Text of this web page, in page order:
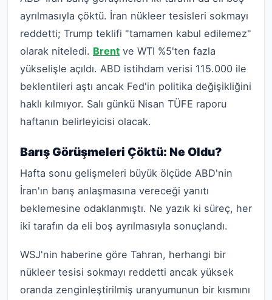
ayrılmasıyla çöktü. İran nükleer tesisleri sokmayı
reddetti; Trump teklifi "tamamen kabul edilemez"
olarak niteledi. Brent ve WTI %5'ten fazla
yükselişle açıldı. ABD istihdam verisi 115.000 ile
beklentileri aştı ancak Fed'in politika değişikliğini
haklı kılmıyor. Salı günkü Nisan TÜFE raporu
haftanın belirleyicisi olacak.
Barış Görüşmeleri Çöktü: Ne Oldu?
Hafta sonu gelişmeleri büyük ölçüde ABD'nin
İran'ın barış anlaşmasına vereceği yanıtı
beklemesine odaklanmıştı. Ne yazık ki süreç, her
iki tarafın da eli boş ayrılmasıyla sonuçlandı.
WSJ'nin haberine göre Tahran, herhangi bir
nükleer tesisi sokmayı reddetti ancak yüksek
oranda zenginleştirilmiş uranyumunun bir kısmını